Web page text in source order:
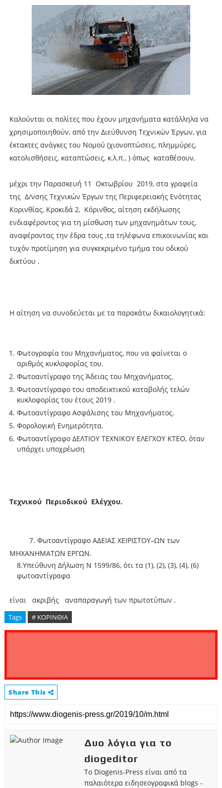
Καλούνται οι πολίτες που έχουν μηχανήματα κατάλληλα να
χρησιμοποιηθούν, από την Διεύθυνση Τεχνικών Έργων, για
έκτακτες ανάγκες του Νομού (χιονοπτώσεις, πλημμύρες,
κατολισθήσεις, καταπτώσεις, κ.λ.π., ) όπως καταθέσουν,
μέχρι την Παρασκευή 11 Οκτωβρίου 2019, στα γραφεία
της Δ/νσης Τεχνικών Έργων της Περιφερειακής Ενότητας
Κορινθίας, Κροκιδά 2, Κόρινθος, αίτηση εκδήλωσης
ενδιαφέροντος για τη μίσθωση των μηχανημάτων τους,
αναφέροντας την έδρα τους ,τα τηλέφωνα επικοινωνίας και
τυχόν προτίμηση για συγκεκριμένο τμήμα του οδικού
δικτύου .
Η αίτηση να συνοδεύεται με τα παρακάτω δικαιολογητικά:
Φωτογραφία του Μηχανήματος, που να φαίνεται ο
αριθμός κυκλοφορίας του.
Φωτοαντίγραφο της Άδειας του Μηχανήματος.
Φωτοαντίγραφο του αποδεικτικού καταβολής τελών
κυκλοφορίας του έτους 2019 .
Φωτοαντίγραφο Ασφάλισης του Μηχανήματος.
Φορολογική Ενημερότητα.
Φωτοαντίγραφο ΔΕΛΤΙΟΥ ΤΕΧΝΙΚΟΥ ΕΛΕΓΧΟΥ ΚΤΕΟ, όταν
υπάρχει υποχρέωση
Τεχνικού Περιοδικού Ελέγχου.
7. Φωτοαντίγραφο ΑΔΕΙΑΣ ΧΕΙΡΙΣΤΟΥ–ΩΝ των
ΜΗΧΑΝΗΜΑΤΩΝ ΕΡΓΩΝ.
8.Υπεύθυνη Δήλωση Ν 1599/86, ότι τα (1), (2), (3), (4), (6)
φωτοαντίγραφα
είναι ακριβής αναπαραγωγή των πρωτοτύπων .
Tags # ΚΟΡΙΝΘΙΑ
Share This
Δυο λόγια για το
diogeditor
Το Diogenis-Press είναι από τα
παλαιότερα ειδησεογραφικά blogs -